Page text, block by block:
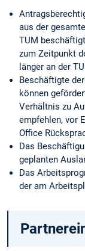
aus der
TUM
zum Zeitpunkt
länger an der
Beschäftigte
können
Verhältnis zu
empfehlen, vor
Office
Das
geplanten
Das
der am